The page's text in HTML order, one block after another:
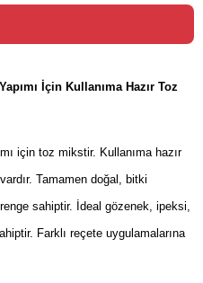
İçin Kullanıma Hazır Toz
için toz mikstir. Kullanıma hazır
Tamamen doğal, bitki
sahiptir. İdeal gözenek, ipeksi,
Farklı reçete uygulamalarına